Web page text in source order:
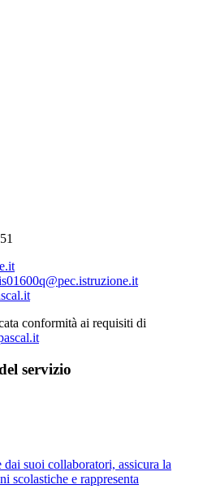
conformità ai requisiti di
servizio
suoi collaboratori, assicura la
scolastiche e rappresenta